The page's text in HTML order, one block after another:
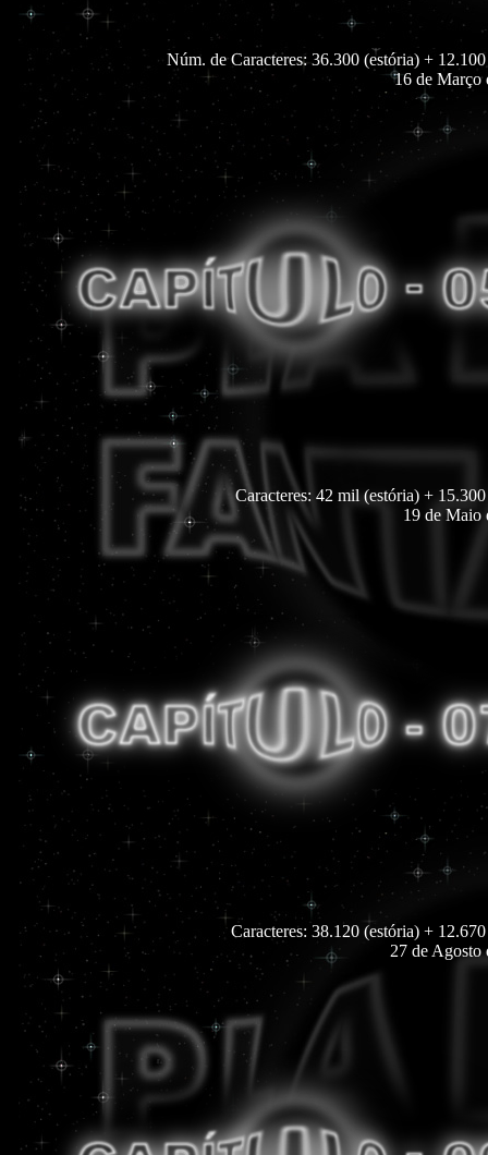
Núm. de Caracteres: 36.300 (estória) +
16 de Março
Caracteres: 42 mil (estória) +
19 de Maio
Caracteres: 38.120 (estória) +
27 de Agosto